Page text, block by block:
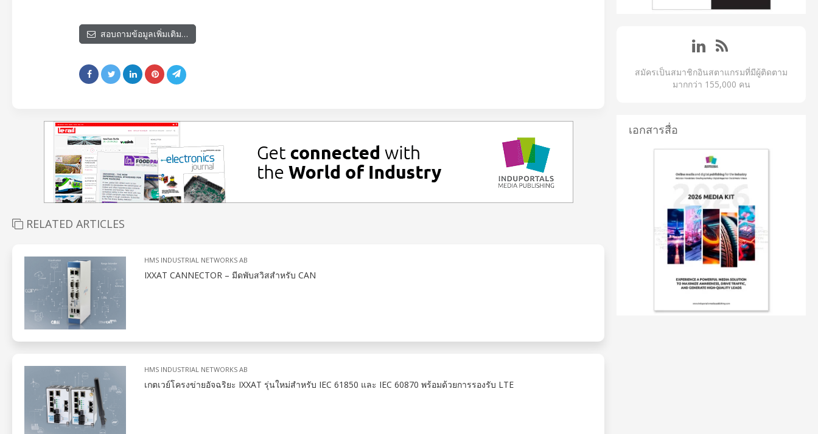
สอบถามข้อมูลเพิ่มเติม…
RELATED ARTICLES
HMS INDUSTRIAL NETWORKS AB
IXXAT CANNECTOR – มีดพับสวิสสำหรับ CAN
HMS INDUSTRIAL NETWORKS AB
เกตเวย์โครงข่ายอัจฉริยะ IXXAT รุ่นใหม่สำหรับ IEC 61850 และ IEC 60870 พร้อมด้วยการรองรับ LTE
สมัครเป็นสมาชิกอินสตาแกรมที่มีผู้ติดตาม
มากกว่า 155,000 คน
เอกสารสื่อ